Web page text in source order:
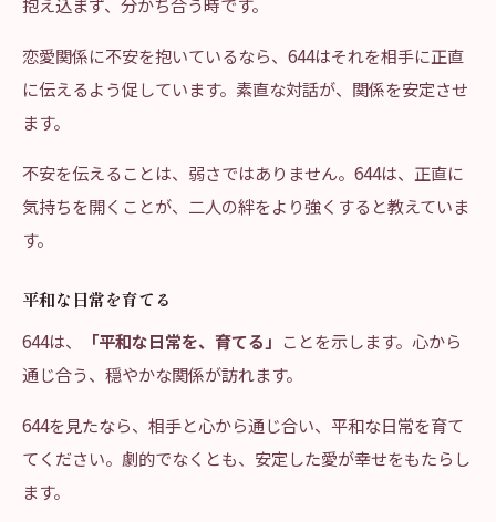
恋愛関係に不安を抱いているなら、644はそれを相手に正直
に伝えるよう促しています。素直な対話が、関係を安定させ
ます。
不安を伝えることは、弱さではありません。644は、正直に
気持ちを開くことが、二人の絆をより強くすると教えていま
す。
平和な日常を育てる
644は、
「平和な日常を、育てる」 ことを示します。心から
通じ合う、穏やかな関係が訪れます。
644を見たなら、相手と心から通じ合い、平和な日常を育て
てください。劇的でなくとも、安定した愛が幸せをもたらし
ます。